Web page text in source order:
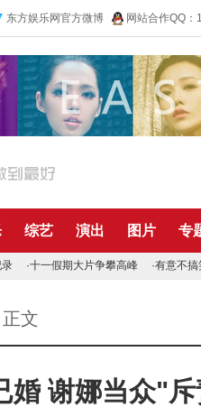
东方娱乐网官方微博 网站合作QQ
综艺 演出 图片 专
录 ·十一假期大片争攀高峰 ·有意不搞
文
婚 谢娜当众"